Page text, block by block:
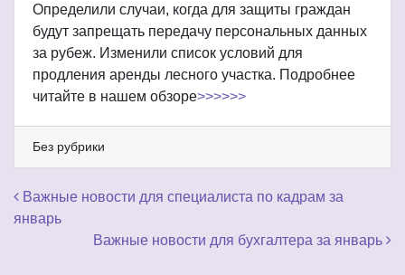
Определили случаи, когда для защиты граждан
будут запрещать передачу персональных данных
за рубеж. Изменили список условий для
продления аренды лесного участка. Подробнее
читайте в нашем обзоре>>>>>>
Без рубрики
Навигация по записям
Важные новости для специалиста по кадрам за
январь
Важные новости для бухгалтера за январь